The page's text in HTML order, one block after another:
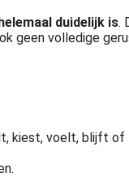
duidelijk is.
geen volledige
kiest, voelt, blijft